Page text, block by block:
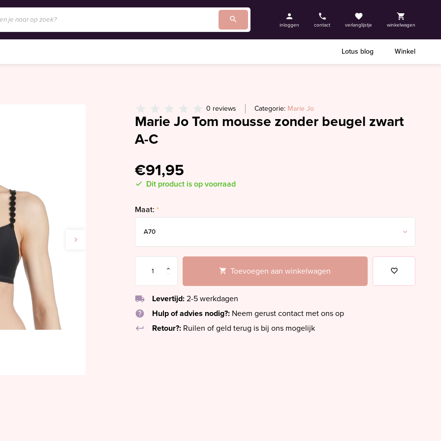
inloggen contact verlanglijstje winkelwagen
Lotus blog Winkel
0 reviews Categorie: Marie Jo
Marie Jo Tom mousse zonder beugel zwart
A-C
€91,95
Dit product is op voorraad
Maat: *
Toevoegen aan winkelwagen
local_shipping Levertijd: 2-5 werkdagen
help
Hulp of advies nodig?: Neem gerust contact met ons op
keyboard_return
Retour?: Ruilen of geld terug is bij ons mogelijk